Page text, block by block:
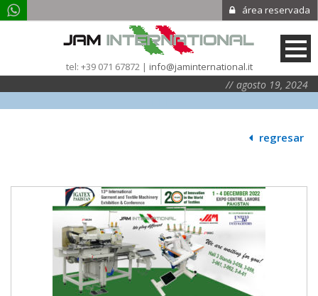
área reservada
tel: +39 071 67872 | info@jaminternational.it
agosto 19, 2024
regresar